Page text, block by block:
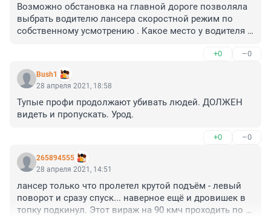
Возможно обстановка на главной дороге позволяла
выбрать водителю лансера скоростной режим по
собственному усмотрению . Какое место у водителя
на главную НЕ убедившись в безопасности маневра -
неведомо . Пенять на то , что пилот лансера мог-бы
предвидеть появление такого "подарка" - язык не
поворачивается . Всем же понятно чьё именно
нарушение правил привело к смерти и уж точно
"ореол святости " у водилы паз-а отсутствует .
+0 –0
Bush1
28 апреля 2021, 18:58
Тупые профи продолжают убивать людей. ДОЛЖЕН
видеть и пропускать. Урод.
+0 –0
265894555
28 апреля 2021, 14:51
лансер только что пролетел крутой подъём - левый
поворот и сразу спуск... наверное ещё и дровишек в
топку подкинул. Этот вираж на 90 кмч проходить по